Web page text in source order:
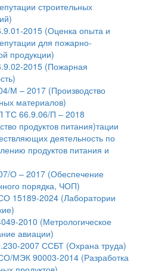
строительных
2015 (Оценка опыта и
для пожарно-
продукции)
2015 (Пожарная
М – 2017 (Производство
материалов)
66.9.06/П – 2018
продуктов питания)тации
деятельность по
продуктов питания и
О – 2017 (Обеспечение
порядка, ЧОП)
15189-2024 (Лаборатории
2010 (Метрологическое
авиации)
2007 ССБТ (Охрана труда)
МЭК 90003-2014 (Разработка